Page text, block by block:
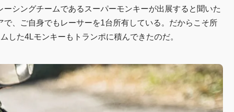
シングチームであるスーパーモンキーが出展すると聞いた
、ご自身でもレーサーを1台所有している。だからこそ所
した4Lモンキーもトランポに積んできたのだ。